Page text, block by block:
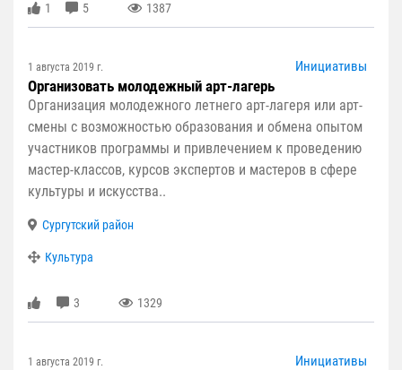
1 5 1387
1 августа 2019 г. Инициативы
Организовать молодежный арт-лагерь
Организация молодежного летнего арт-лагеря или арт-
смены с возможностью образования и обмена опытом
участников программы и привлечением к проведению
мастер-классов, курсов экспертов и мастеров в сфере
культуры и искусства..
Сургутский район
Культура
3 1329
1 августа 2019 г. Инициативы